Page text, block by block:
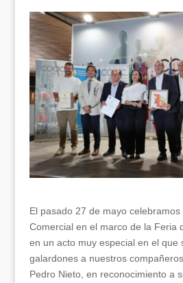
El pasado 27 de mayo
Comercial en el marco de la Feria
en un acto muy especial en el que
galardones a nuestros
Pedro Nieto, en reconocimiento a